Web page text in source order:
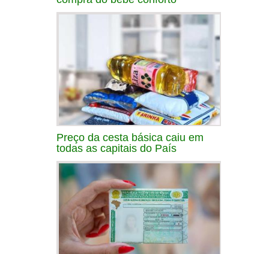
Preço da cesta básica caiu em
todas as capitais do País